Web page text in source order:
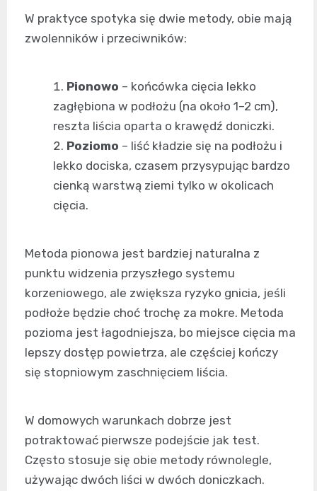
W praktyce spotyka się dwie metody, obie mają
zwolenników i przeciwników:
Pionowo – końcówka cięcia lekko
zagłębiona w podłożu (na około 1–2 cm),
reszta liścia oparta o krawędź doniczki.
Poziomo – liść kładzie się na podłożu i
lekko dociska, czasem przysypując bardzo
cienką warstwą ziemi tylko w okolicach
cięcia.
Metoda pionowa jest bardziej naturalna z
punktu widzenia przyszłego systemu
korzeniowego, ale zwiększa ryzyko gnicia, jeśli
podłoże będzie choć trochę za mokre. Metoda
pozioma jest łagodniejsza, bo miejsce cięcia ma
lepszy dostęp powietrza, ale częściej kończy
się stopniowym zaschnięciem liścia.
W domowych warunkach dobrze jest
potraktować pierwsze podejście jak test.
Często stosuje się obie metody równolegle,
używając dwóch liści w dwóch doniczkach.